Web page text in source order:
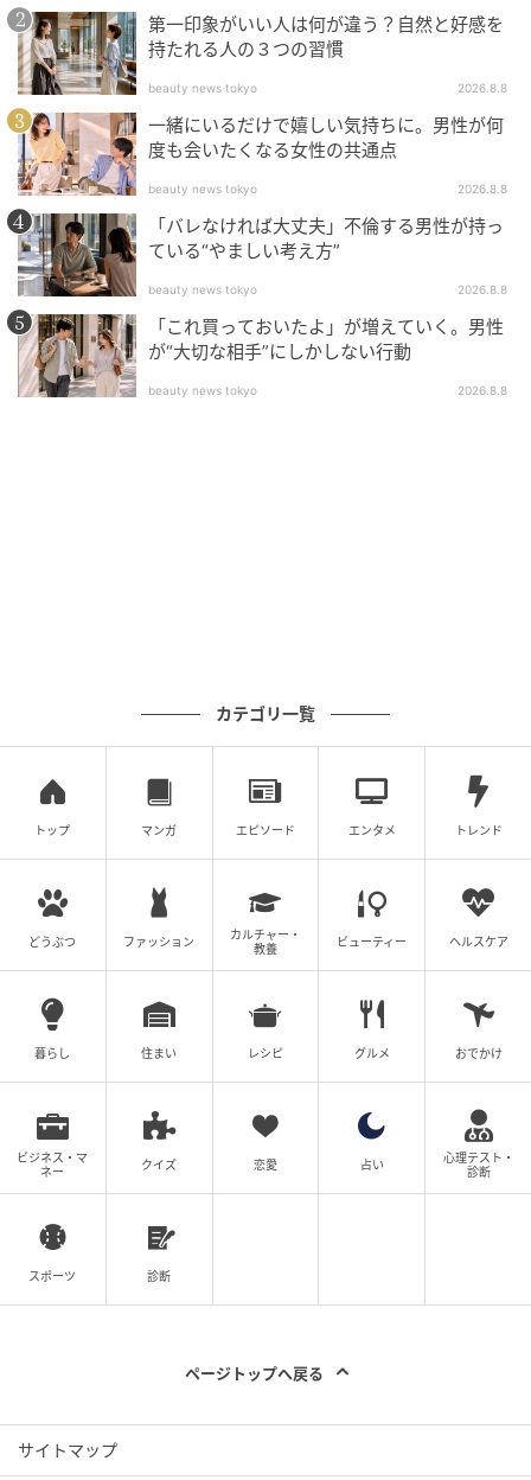
2以上を持つユーザーは気軽に試せます。
Meta Quest向けVR FPS『The Last Resort』の紹介で
した。
よくある質問
Q. 『The Last Resort』体験版はどこで入手で
きますか？
A. Meta QuestストアにてMeta Quest 2以上に対応し
た無料アプリとして提供されています。課金要素はあ
パートナーリサーチの参加券が必ずもらえ
る！ファミリーマート『ポケモン GO』キャン
ペーン2026春
の記事をもっとみる
第一印象がいい人は何が違う？自然と好感を
持たれる人の３つの習慣
beauty news tokyo 2026.8.8
一緒にいるだけで嬉しい気持ちに。男性が何
度も会いたくなる女性の共通点
beauty news tokyo 2026.8.8
「バレなければ大丈夫」不倫する男性が持っ
ている“やましい考え方”
beauty news tokyo 2026.8.8
「これ買っておいたよ」が増えていく。男性
が“大切な相手”にしかしない行動
beauty news tokyo 2026.8.8
カテゴリ一覧
トップ マンガ エピソード エンタメ トレンド
どうぶつ ファッション
カルチャー・
教養
ビューティー ヘルスケア
暮らし 住まい レシピ グルメ おでかけ
ビジネス・マ
ネー
クイズ 恋愛 占い
心理テスト・
診断
スポーツ 診断
ページトップへ戻る
サイトマップ